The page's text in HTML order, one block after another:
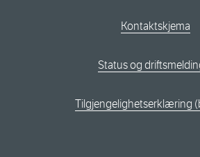
Kontaktskjema
Status og
Tilgjengelighetserklæring